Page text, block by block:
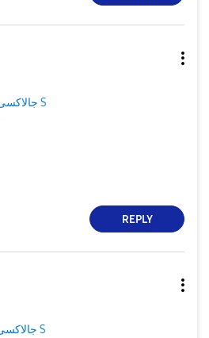
جالاكسى S
REPLY
جالاكسى S